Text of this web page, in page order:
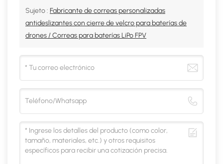
Sujeto : Fabricante de correas personalizadas
antideslizantes con cierre de velcro para baterías de
drones / Correas para baterías LiPo FPV